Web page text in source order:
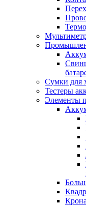
Сумки для
Тестеры
Элементы